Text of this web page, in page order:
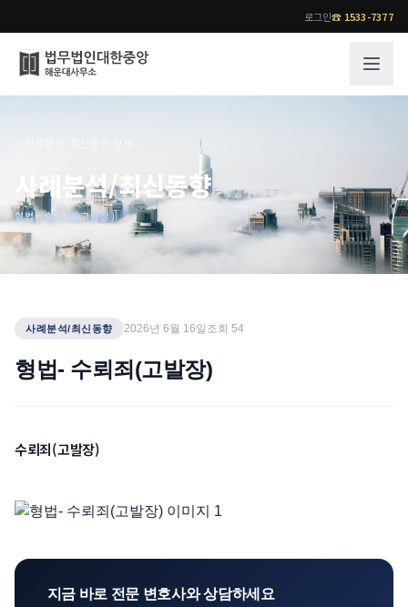
로그인☎ 1533-7377
오시는 길
통합검색
기업 인사이트
사례분석/최신동향
법률지식인
업무분야
전체
언론보도
법률서식
사례분석/최신동향
형법- 수뢰죄(고발장)
사례분석/최신동향 2026년 6월 16일 조회 54
형법- 수뢰죄(고발장)
수뢰죄(고발장)
지금 바로 전문 변호사와 상담하세요